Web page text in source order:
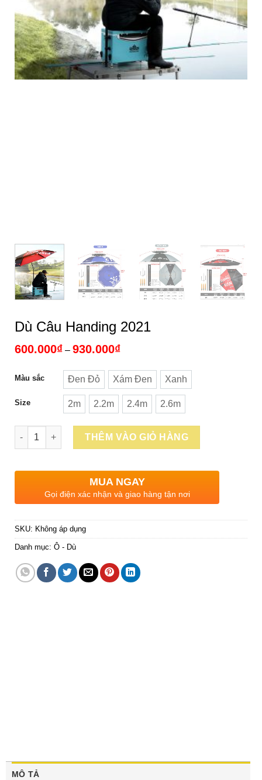
Dù Câu Handing 2021
600.000₫ – 930.000₫Khoảng
600.000₫
đến
930.000₫
Màu sắc Đen Đỏ
Đen Đỏ Xám Đen
Xám ĐenXanh
Xanh
Size 2m
2m 2.2m
2.2m 2.4m
2.4m 2.6m
2.6m
Số lượng
THÊM VÀO GIỎ HÀNG
MUA NGAY
Gọi điện xác nhận và giao hàng tận nơi
SKU: Không áp dụng
Danh mục: Ô - Dù
MÔ TẢ